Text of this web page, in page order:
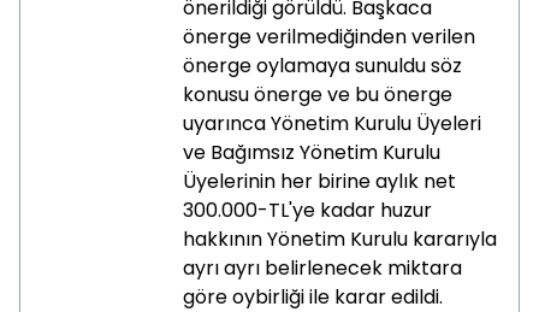
önerildiği görüldü. Başkaca
önerge verilmediğinden verilen
önerge oylamaya sunuldu söz
konusu önerge ve bu önerge
uyarınca Yönetim Kurulu Üyeleri
ve Bağımsız Yönetim Kurulu
Üyelerinin her birine aylık net
300.000-TL'ye kadar huzur
hakkının Yönetim Kurulu kararıyla
ayrı ayrı belirlenecek miktara
göre oybirliği ile karar edildi.